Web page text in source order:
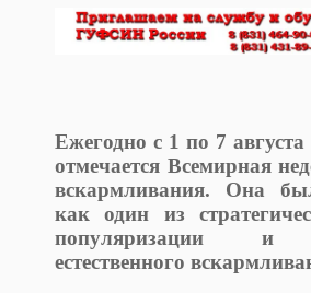
Ежегодно с 1 по 7
отмечается Всемирная
вскармливания. Она
как один из
популяризации и
естественного